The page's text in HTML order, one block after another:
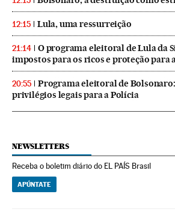
12:15 Lula, uma ressurreição
21:14
O programa eleitoral de Lula da
impostos para os ricos e proteção para
20:55
Programa eleitoral de
privilégios legais para a Polícia
NEWSLETTERS
Receba o boletim diário do EL PAÍS Brasil
APÚNTATE